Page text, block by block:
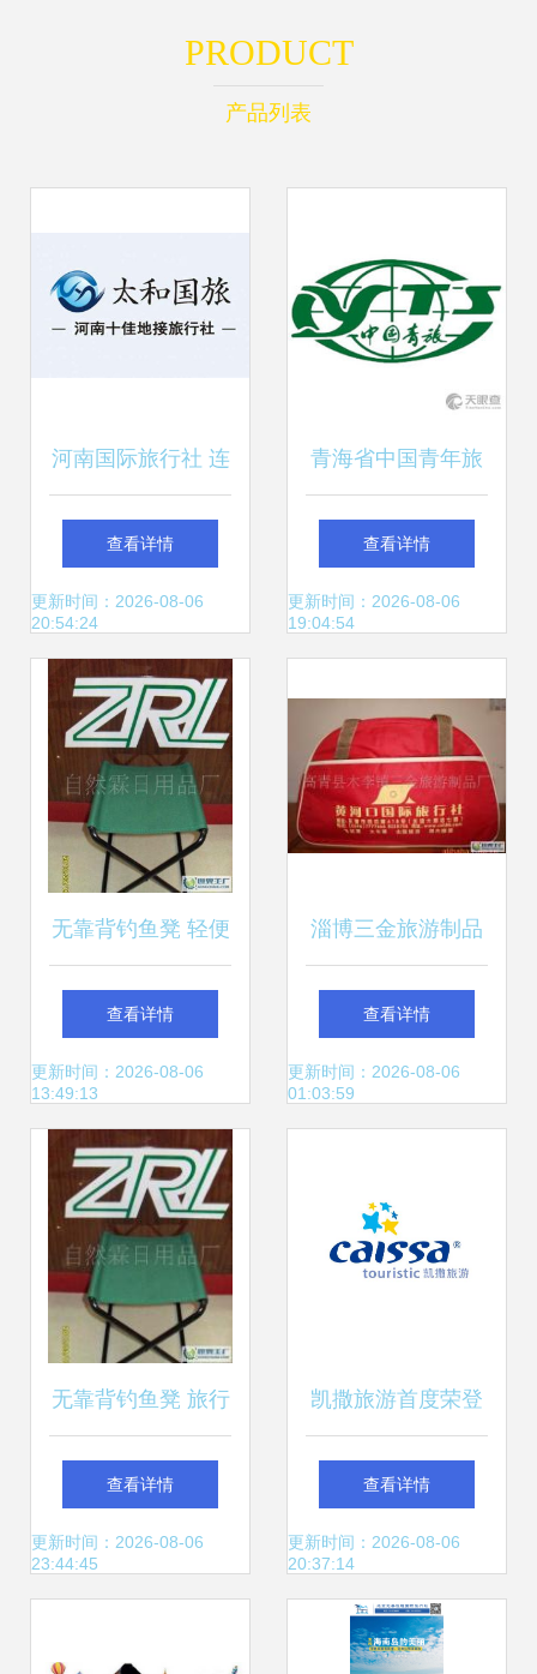
PRODUCT
产品列表
河南国际旅行社 连
接中原与世界的桥
梁
查看详情
更新时间：2026-08-06
20:54:24
青海省中国青年旅
行社有限责任公司
深耕高原旅游，服
查看详情
更新时间：2026-08-06
19:04:54
无靠背钓鱼凳 轻便
设计成旅行社热门
之选，助阵世博会
便捷出行
查看详情
更新时间：2026-08-06
13:49:13
淄博三金旅游制品
厂二手设备转让，
助力旅行社产业升
查看详情
更新时间：2026-08-06
01:03:59
无靠背钓鱼凳 旅行
社热捧的便携神
器，从世博会到休
查看详情
更新时间：2026-08-06
23:44:45
凯撒旅游首度荣登
BrandZ最具价值中
国品牌百强榜，旅
行社行业迎来新标
查看详情
更新时间：2026-08-06
20:37:14